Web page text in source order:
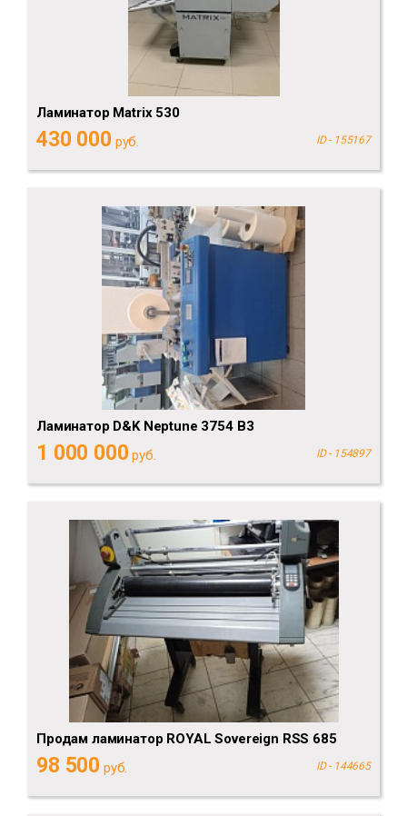
Ламинатор Matrix 530
430 000 руб. ID - 155167
Ламинатор D&K Neptune 3754 B3
1 000 000 руб. ID - 154897
Продам ламинатор ROYAL Sovereign RSS 685
98 500 руб. ID - 144665